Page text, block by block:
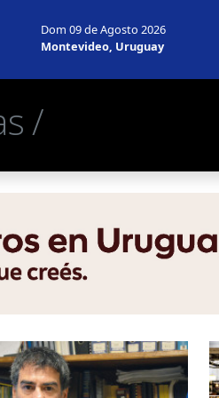
Dom 09 de Agosto 2026
Montevideo, Uruguay
/